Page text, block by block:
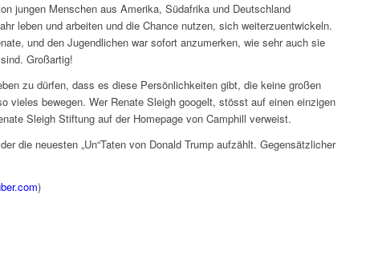
jungen Menschen aus Amerika, Südafrika und Deutschland
leben und arbeiten und die Chance nutzen, sich weiterzuentwickeln.
und den Jugendlichen war sofort anzumerken, wie sehr auch sie
Großartig!
zu dürfen, dass es diese Persönlichkeiten gibt, die keine großen
vieles bewegen. Wer Renate Sleigh googelt, stösst auf einen einzigen
Sleigh Stiftung auf der Homepage von Camphill verweist.
die neuesten „Un“Taten von Donald Trump aufzählt. Gegensätzlicher
)